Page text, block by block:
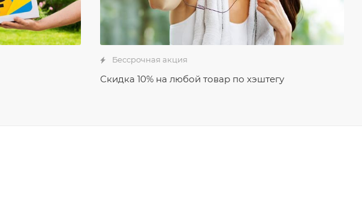
Бессрочная акция
Скидка 10% на любой товар по хэштегу